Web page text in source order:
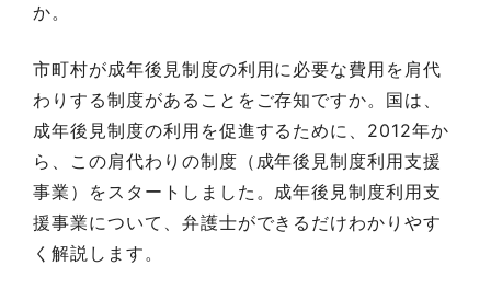
か。
市町村が成年後見制度の利用に必要な費用を肩代
わりする制度があることをご存知ですか。国は、
成年後見制度の利用を促進するために、2012年か
ら、この肩代わりの制度（成年後見制度利用支援
事業）をスタートしました。成年後見制度利用支
援事業について、弁護士ができるだけわかりやす
く解説します。